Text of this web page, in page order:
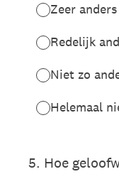
Zeer anders
Redelijk
Niet zo
Helemaal
5. Hoe